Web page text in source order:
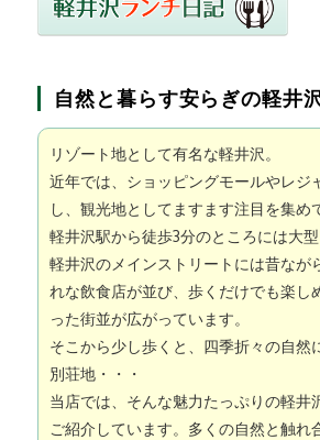
自然と暮らす安らぎの軽井
リゾート地として有名な軽井沢。
近年では、ショッピングモールやレジ
し、観光地としてますます注目を集め
軽井沢駅から徒歩3分のところには大
軽井沢のメインストリートには昔なが
れな飲食店が並び、歩くだけでも楽し
った街並が広がっています。
そこから少し歩くと、四季折々の自然
別荘地・・・
当店では、そんな魅力たっぷりの軽井
ご紹介しています。多くの自然と触れ